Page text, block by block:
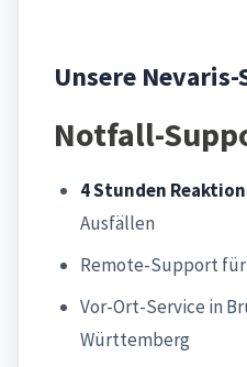
Unsere Nevaris-
Notfall-
4 Stunden
Ausfällen
Remote-Support
Vor-Ort-Service in
Württemberg